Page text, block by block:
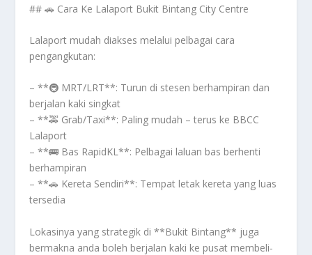
## 🚗 Cara Ke Lalaport Bukit Bintang City Centre
Lalaport mudah diakses melalui pelbagai cara
pengangkutan:
– **🚇 MRT/LRT**: Turun di stesen berhampiran dan
berjalan kaki singkat
– **🚕 Grab/Taxi**: Paling mudah – terus ke BBCC
Lalaport
– **🚌 Bas RapidKL**: Pelbagai laluan bas berhenti
berhampiran
– **🚗 Kereta Sendiri**: Tempat letak kereta yang luas
tersedia
Lokasinya yang strategik di **Bukit Bintang** juga
bermakna anda boleh berjalan kaki ke pusat membeli-